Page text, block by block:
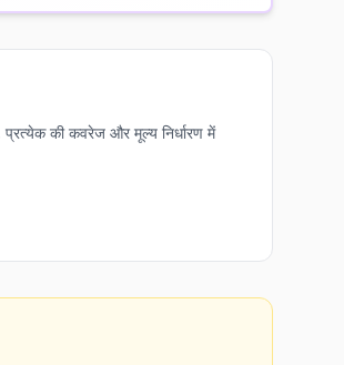
की कवरेज और मूल्य निर्धारण में